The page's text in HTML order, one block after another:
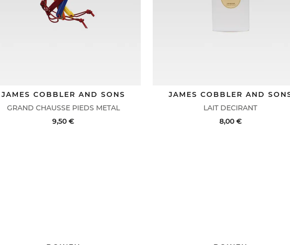
GRAND CHAUSSE PIEDS METAL
JAMES COBBLER AND SONS
9,50 €
LAIT DECIRANT
JAMES COBBLER AND
8,00 €